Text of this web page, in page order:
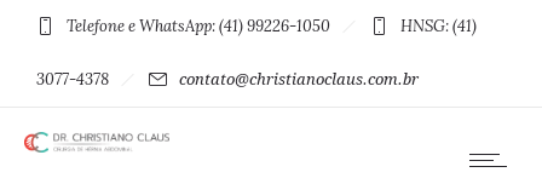
Telefone e WhatsApp: (41) 99226-1050 HNSG: (41)
3077-4378 contato@christianoclaus.com.br